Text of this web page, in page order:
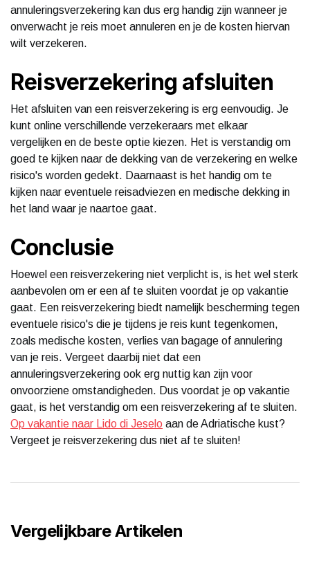
annuleringsverzekering kan dus erg handig zijn wanneer je
onverwacht je reis moet annuleren en je de kosten hiervan
wilt verzekeren.
Reisverzekering afsluiten
Het afsluiten van een reisverzekering is erg eenvoudig. Je
kunt online verschillende verzekeraars met elkaar
vergelijken en de beste optie kiezen. Het is verstandig om
goed te kijken naar de dekking van de verzekering en welke
risico's worden gedekt. Daarnaast is het handig om te
kijken naar eventuele reisadviezen en medische dekking in
het land waar je naartoe gaat.
Conclusie
Hoewel een reisverzekering niet verplicht is, is het wel sterk
aanbevolen om er een af te sluiten voordat je op vakantie
gaat. Een reisverzekering biedt namelijk bescherming tegen
eventuele risico's die je tijdens je reis kunt tegenkomen,
zoals medische kosten, verlies van bagage of annulering
van je reis. Vergeet daarbij niet dat een
annuleringsverzekering ook erg nuttig kan zijn voor
onvoorziene omstandigheden. Dus voordat je op vakantie
gaat, is het verstandig om een reisverzekering af te sluiten.
Op vakantie naar Lido di Jeselo aan de Adriatische kust?
Vergeet je reisverzekering dus niet af te sluiten!
Vergelijkbare Artikelen